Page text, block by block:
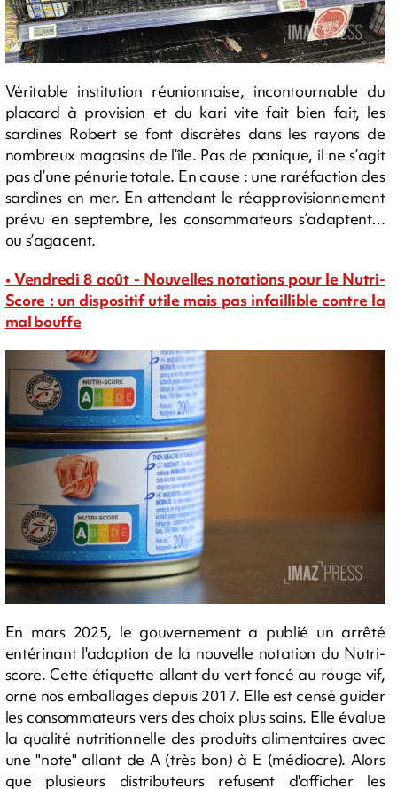
Véritable institution réunionnaise, incontournable du
placard à provision et du kari vite fait bien fait, les
sardines Robert se font discrètes dans les rayons de
nombreux magasins de l’île. Pas de panique, il ne s’agit
pas d’une pénurie totale. En cause : une raréfaction des
sardines en mer. En attendant le réapprovisionnement
prévu en septembre, les consommateurs s’adaptent…
ou s’agacent.
• Vendredi 8 août - Nouvelles notations pour le Nutri-
Score : un dispositif utile mais pas infaillible contre la
mal bouffe
En mars 2025, le gouvernement a publié un arrêté
entérinant l'adoption de la nouvelle notation du Nutri-
score. Cette étiquette allant du vert foncé au rouge vif,
orne nos emballages depuis 2017. Elle est censé guider
les consommateurs vers des choix plus sains. Elle évalue
la qualité nutritionnelle des produits alimentaires avec
une "note" allant de A (très bon) à E (médiocre). Alors
que plusieurs distributeurs refusent d'afficher les